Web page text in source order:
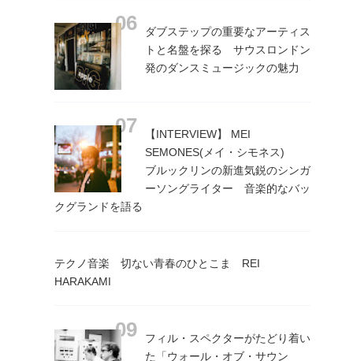
ダブステップの重要なアーティス
トと名盤を探る サウスロンドン
発のダンスミュージックの魅力
【INTERVIEW】 MEI
SEMONES(メイ・シモネス)
ブルックリンの新進気鋭のシンガ
ーソングライター 音楽的なバッ
クグランドを語る
テクノ音楽 切ない青春のひとこま REI
HARAKAMI
フィル・スペクターがたどり着い
た「ウォール・オブ・サウン